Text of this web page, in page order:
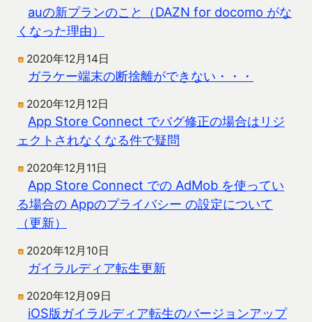
auの新プランのこと（DAZN for docomo がな
くなった理由）
2020年12月14日
ガラケー端末の断捨離ができない・・・
2020年12月12日
App Store Connect でバグ修正の場合はリジ
ェクトされなくなる件で疑問
2020年12月11日
App Store Connect での AdMob を使ってい
る場合の Appのプライバシー の設定について
（更新）
2020年12月10日
ガイラルディア転生更新
2020年12月09日
iOS版ガイラルディア転生のバージョンアップ